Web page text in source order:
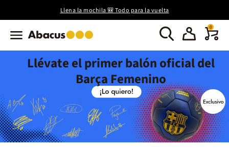
Llena la mochila 🎒 Todo para la vuelta
0
Llévate el primer balón oficial del
Barça Femenino